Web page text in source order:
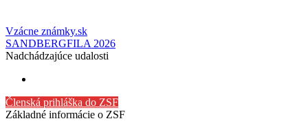
Vzácne známky.sk
SANDBERGFILA 2026
Nadchádzajúce udalosti
Členská prihláška do ZSF
Základné informácie o ZSF